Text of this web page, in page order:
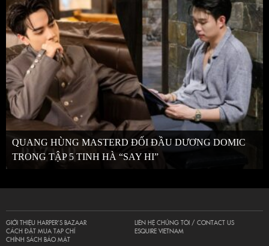
QUANG HÙNG MASTERD ĐỐI ĐẦU DƯƠNG DOMIC
TRONG TẬP 5 TINH HÀ “SAY HI”
GIỚI THIỆU HARPER’S BAZAAR
CÁCH ĐẶT MUA TẠP CHÍ
CHÍNH SÁCH BẢO MẬT
LIÊN HỆ CHÚNG TÔI / CONTACT US
ESQUIRE VIETNAM